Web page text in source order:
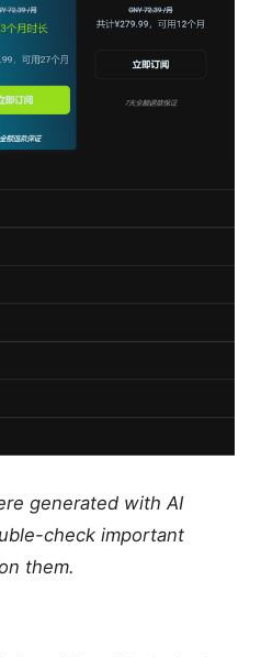
generated with AI
check important
them.